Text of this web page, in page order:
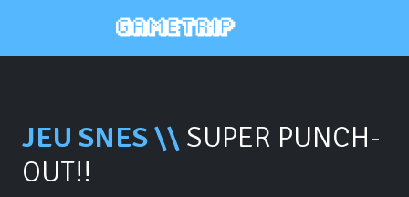
JEU SNES \\ SUPER PUNCH-
OUT!!